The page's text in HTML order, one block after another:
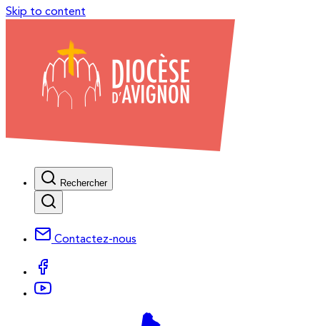
Skip to content
Rechercher
Contactez-nous